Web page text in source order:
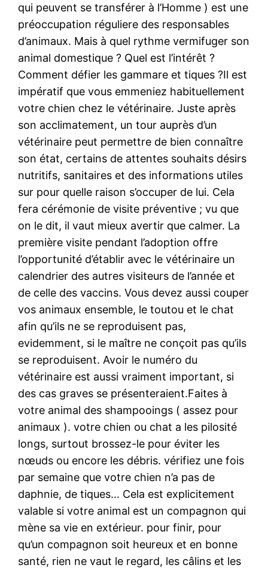
qui peuvent se transférer à l’Homme ) est une
préoccupation réguliere des responsables
d’animaux. Mais à quel rythme vermifuger son
animal domestique ? Quel est l’intérêt ?
Comment défier les gammare et tiques ?Il est
impératif que vous emmeniez habituellement
votre chien chez le vétérinaire. Juste après
son acclimatement, un tour auprès d’un
vétérinaire peut permettre de bien connaître
son état, certains de attentes souhaits désirs
nutritifs, sanitaires et des informations utiles
sur pour quelle raison s’occuper de lui. Cela
fera cérémonie de visite préventive ; vu que
on le dit, il vaut mieux avertir que calmer. La
première visite pendant l’adoption offre
l’opportunité d’établir avec le vétérinaire un
calendrier des autres visiteurs de l’année et
de celle des vaccins. Vous devez aussi couper
vos animaux ensemble, le toutou et le chat
afin qu’ils ne se reproduisent pas,
evidemment, si le maître ne conçoit pas qu’ils
se reproduisent. Avoir le numéro du
vétérinaire est aussi vraiment important, si
des cas graves se présenteraient.Faites à
votre animal des shampooings ( assez pour
animaux ). votre chien ou chat a les pilosité
longs, surtout brossez-le pour éviter les
nœuds ou encore les débris. vérifiez une fois
par semaine que votre chien n’a pas de
daphnie, de tiques… Cela est explicitement
valable si votre animal est un compagnon qui
mène sa vie en extérieur. pour finir, pour
qu’un compagnon soit heureux et en bonne
santé, rien ne vaut le regard, les câlins et les